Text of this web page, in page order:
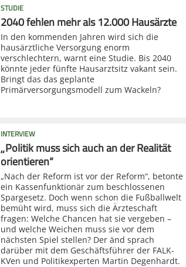
STUDIE
2040 fehlen mehr als 12.000 Hausärzte
In den kommenden Jahren wird sich die
hausärztliche Versorgung enorm
verschlechtern, warnt eine Studie. Bis 2040
könnte jeder fünfte Hausarztsitz vakant sein.
Bringt das das geplante
Primärversorgungsmodell zum Wackeln?
INTERVIEW
„Politik muss sich auch an der Realität
orientieren“
„Nach der Reform ist vor der Reform“, betonte
ein Kassenfunktionär zum beschlossenen
Spargesetz. Doch wenn schon die Fußballwelt
bemüht wird, muss sich die Ärzteschaft
fragen: Welche Chancen hat sie vergeben –
und welche Weichen muss sie vor dem
nächsten Spiel stellen? Der änd sprach
darüber mit dem Geschäftsführer der FALK-
KVen und Politikexperten Martin Degenhardt.